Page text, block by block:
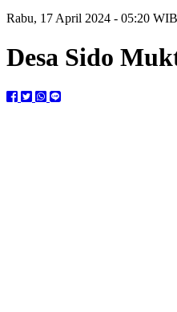
Rabu, 17 April 2024 - 05:20 WIB
Desa Sido